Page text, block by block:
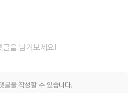
글을 남겨보세요!
글을 작성할 수 있습니다.